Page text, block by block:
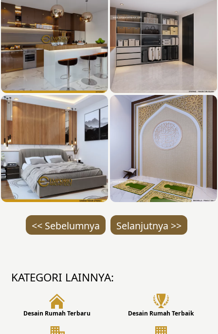
<< Sebelumnya Selanjutnya >>
KATEGORI LAINNYA:
Desain Rumah Terbaru Desain Rumah Terbaik